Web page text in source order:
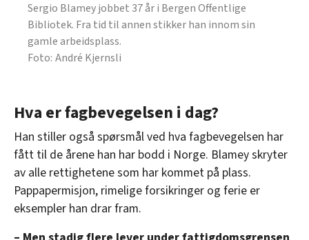
Sergio Blamey jobbet 37 år i Bergen Offentlige
Bibliotek. Fra tid til annen stikker han innom sin
gamle arbeidsplass.
André Kjernsli
Hva er fagbevegelsen i dag?
Han stiller også spørsmål ved hva fagbevegelsen har
fått til de årene han har bodd i Norge. Blamey skryter
av alle rettighetene som har kommet på plass.
Pappapermisjon, rimelige forsikringer og ferie er
eksempler han drar fram.